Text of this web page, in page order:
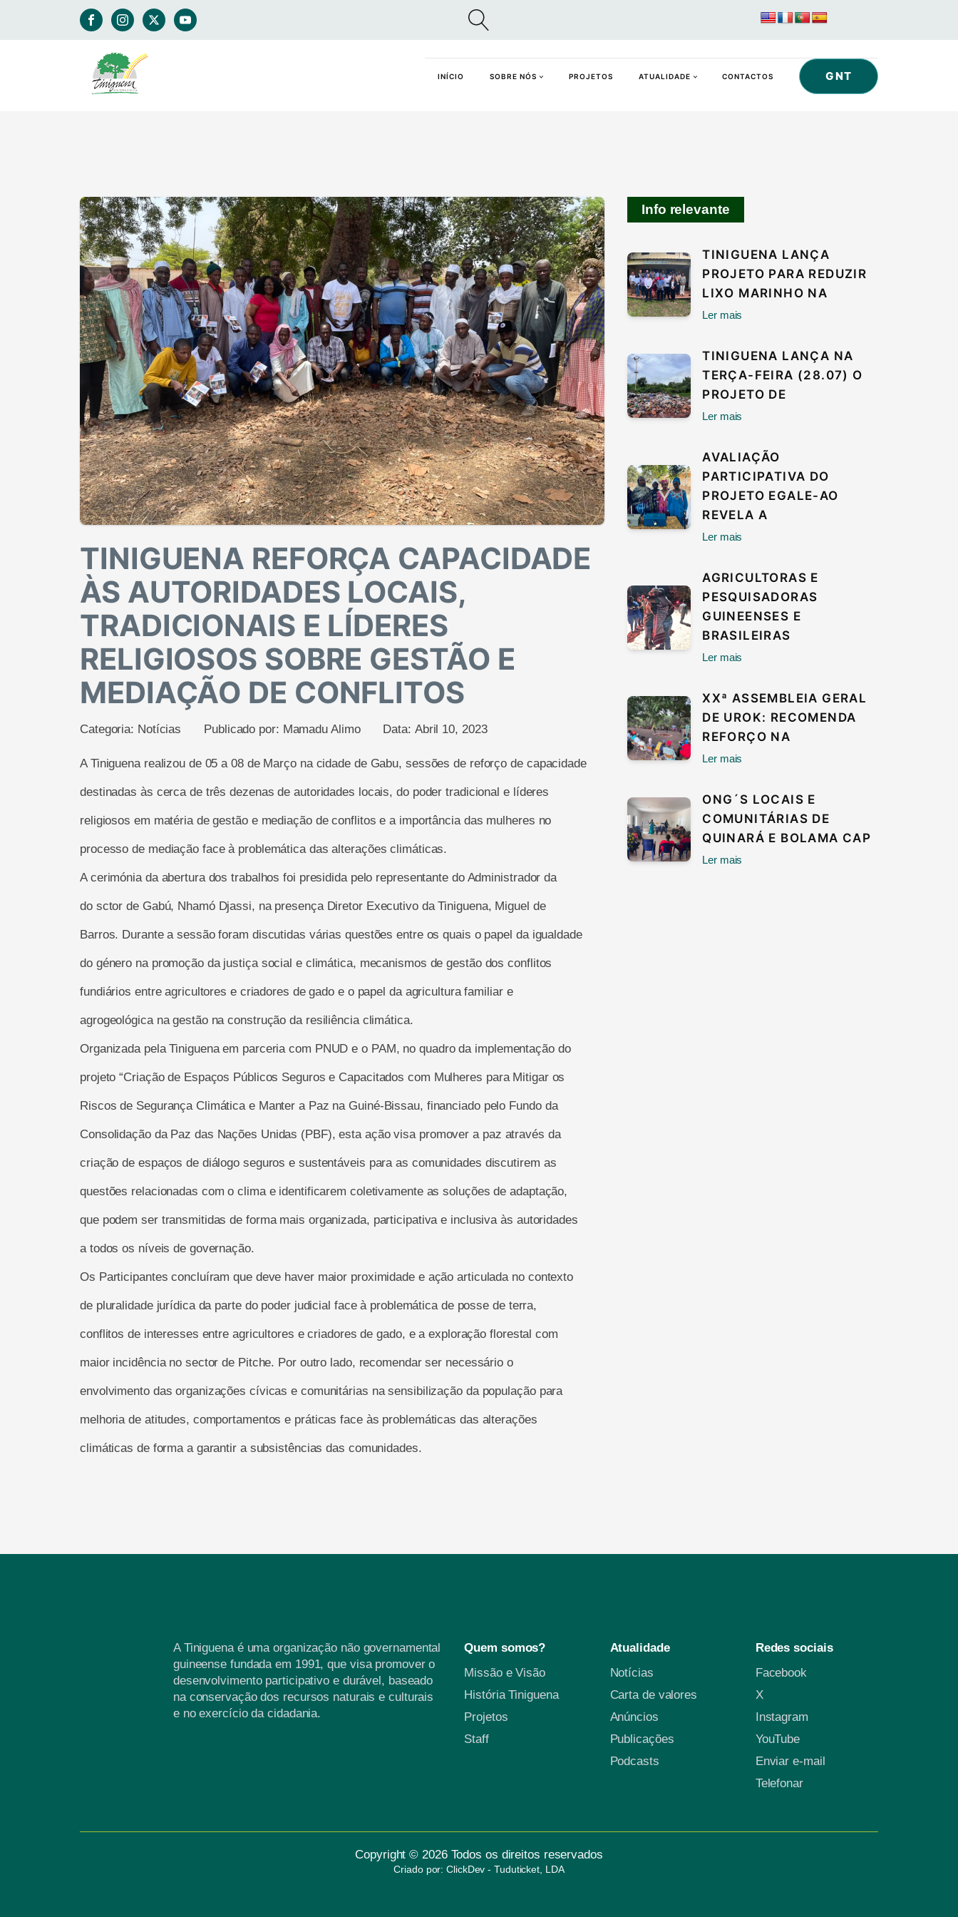
INÍCIO SOBRE NÓS PROJETOS ATUALIDADE CONTACTOS GNT
TINIGUENA REFORÇA CAPACIDADE
ÀS AUTORIDADES LOCAIS,
TRADICIONAIS E LÍDERES
RELIGIOSOS SOBRE GESTÃO E
MEDIAÇÃO DE CONFLITOS
Categoria: Notícias Publicado por: Mamadu Alimo Data: Abril 10, 2023
A Tiniguena realizou de 05 a 08 de Março na cidade de Gabu, sessões de reforço de capacidade
destinadas às cerca de três dezenas de autoridades locais, do poder tradicional e líderes
religiosos em matéria de gestão e mediação de conflitos e a importância das mulheres no
processo de mediação face à problemática das alterações climáticas.
A cerimónia da abertura dos trabalhos foi presidida pelo representante do Administrador da
do sctor de Gabú, Nhamó Djassi, na presença Diretor Executivo da Tiniguena, Miguel de
Barros. Durante a sessão foram discutidas várias questões entre os quais o papel da igualdade
do género na promoção da justiça social e climática, mecanismos de gestão dos conflitos
fundiários entre agricultores e criadores de gado e o papel da agricultura familiar e
agrogeológica na gestão na construção da resiliência climática.
Organizada pela Tiniguena em parceria com PNUD e o PAM, no quadro da implementação do
projeto “Criação de Espaços Públicos Seguros e Capacitados com Mulheres para Mitigar os
Riscos de Segurança Climática e Manter a Paz na Guiné-Bissau, financiado pelo Fundo da
Consolidação da Paz das Nações Unidas (PBF), esta ação visa promover a paz através da
criação de espaços de diálogo seguros e sustentáveis para as comunidades discutirem as
questões relacionadas com o clima e identificarem coletivamente as soluções de adaptação,
que podem ser transmitidas de forma mais organizada, participativa e inclusiva às autoridades
a todos os níveis de governação.
Os Participantes concluíram que deve haver maior proximidade e ação articulada no contexto
de pluralidade jurídica da parte do poder judicial face à problemática de posse de terra,
conflitos de interesses entre agricultores e criadores de gado, e a exploração florestal com
maior incidência no sector de Pitche. Por outro lado, recomendar ser necessário o
envolvimento das organizações cívicas e comunitárias na sensibilização da população para
melhoria de atitudes, comportamentos e práticas face às problemáticas das alterações
climáticas de forma a garantir a subsistências das comunidades.
Info relevante
TINIGUENA LANÇA
PROJETO PARA REDUZIR
LIXO MARINHO NA
Ler mais
TINIGUENA LANÇA NA
TERÇA-FEIRA (28.07) O
PROJETO DE
Ler mais
AVALIAÇÃO
PARTICIPATIVA DO
PROJETO EGALE-AO
REVELA A
Ler mais
AGRICULTORAS E
PESQUISADORAS
GUINEENSES E
BRASILEIRAS
Ler mais
XXª ASSEMBLEIA GERAL
DE UROK: RECOMENDA
REFORÇO NA
Ler mais
ONG´S LOCAIS E
COMUNITÁRIAS DE
QUINARÁ E BOLAMA CAP
Ler mais
A Tiniguena é uma organização não governamental
guineense fundada em 1991, que visa promover o
desenvolvimento participativo e durável, baseado
na conservação dos recursos naturais e culturais
e no exercício da cidadania.
Quem somos?
Missão e Visão
História Tiniguena
Projetos
Staff
Atualidade
Notícias
Carta de valores
Anúncios
Publicações
Podcasts
Redes sociais
Facebook
X
Instagram
YouTube
Enviar e-mail
Telefonar
Copyright © 2026 Todos os direitos reservados
Criado por: ClickDev - Tuduticket, LDA